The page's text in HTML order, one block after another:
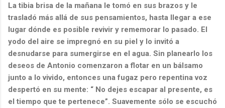
La tibia brisa de la mañana le tomó en sus brazos y le
trasladó más allá de sus pensamientos, hasta llegar a ese
lugar dónde es posible revivir y rememorar lo pasado. El
yodo del aire se impregnó en su piel y lo invitó a
desnudarse para sumergirse en el agua. Sin planearlo los
deseos de Antonio comenzaron a flotar en un bálsamo
junto a lo vivido, entonces una fugaz pero repentina voz
despertó en su mente: “ No dejes escapar al presente, es
el tiempo que te pertenece”. Suavemente sólo se escuchó